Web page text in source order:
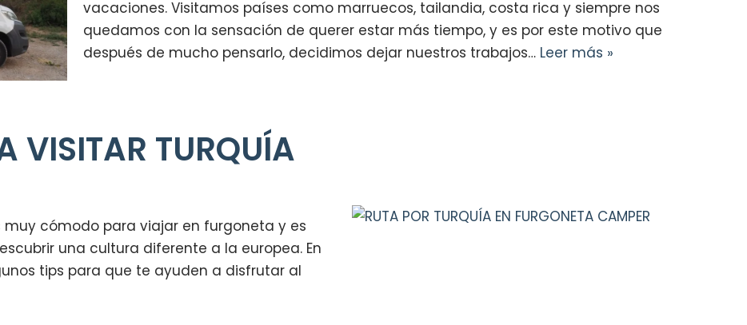
vacaciones. Visitamos países como marruecos, tailandia, costa rica y siempre nos
quedamos con la sensación de querer estar más tiempo, y es por este motivo que
después de mucho pensarlo, decidimos dejar nuestros trabajos… Leer más »
VISITAR TURQUÍA
cómodo para viajar en furgoneta y es
una cultura diferente a la europea. En
tips para que te ayuden a disfrutar al